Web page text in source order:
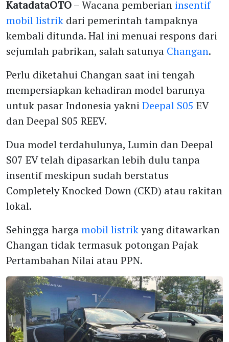
KatadataOTO– Wacana pemberian insentif
mobil listrik dari pemerintah tampaknya
kembali ditunda. Hal ini menuai respons dari
sejumlah pabrikan, salah satunya Changan.
Perlu diketahui Changan saat ini tengah
mempersiapkan kehadiran model barunya
untuk pasar Indonesia yakni Deepal S05 EV
dan Deepal S05 REEV.
Dua model terdahulunya, Lumin dan Deepal
S07 EV telah dipasarkan lebih dulu tanpa
insentif meskipun sudah berstatus
Completely Knocked Down (CKD) atau rakitan
lokal.
Sehingga hargamobil listrikyang ditawarkan
Changan tidak termasuk potongan Pajak
Pertambahan Nilai atau PPN.